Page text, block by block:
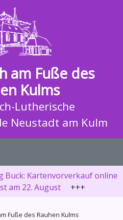
am Fuße des
Kulms
Lutherische
Neustadt am Kulm
Buck: Kartenvorverkauf online
am 22. August
+++
Fuße des Rauhen Kulms